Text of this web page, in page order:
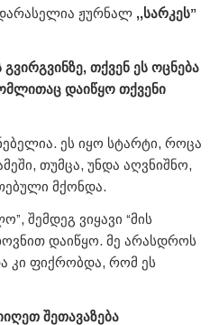
დარასელია ჟურნალ ,,სარკეს”
თქვენ ეს ოცნება
დაიწყო თქვენი
ეს იყო სტარტი, როცა
თუმცა, უნდა აღვნიშნო,
მქონდა.
შემდეგ ვიყავი “მის
დაიწყო. მე არასდროს
კი ფიქრობდა, რომ ეს
შეთავაზება